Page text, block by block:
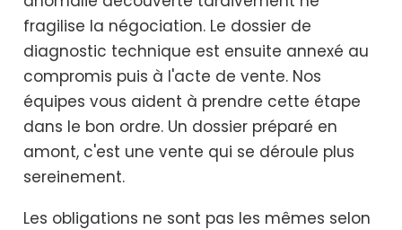
fragilise la négociation. Le dossier de
diagnostic technique est ensuite annexé au
compromis puis à l'acte de vente. Nos
équipes vous aident à prendre cette étape
dans le bon ordre. Un dossier préparé en
amont, c'est une vente qui se déroule plus
sereinement.
Les obligations ne sont pas les mêmes selon